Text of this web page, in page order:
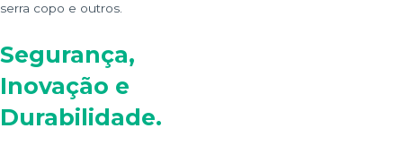
serra copo e outros.
Segurança,
Inovação e
Durabilidade.